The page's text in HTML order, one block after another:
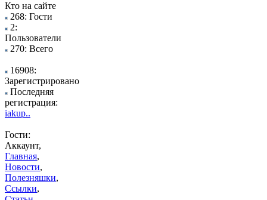
Кто на сайте
268: Гости
2:
Пользователи
270: Всего
16908:
Зарегистрировано
Последняя
регистрация:
iakup..
Гости:
Аккаунт,
Главная,
Новости,
Полезняшки,
Ссылки,